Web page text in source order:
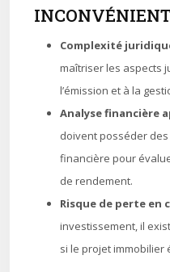
Complexité
maîtriser les aspects
l’émission et à la
Analyse financière
doivent posséder
financière pour
de rendement.
Risque de perte en
investissement, il
si le projet immobilier